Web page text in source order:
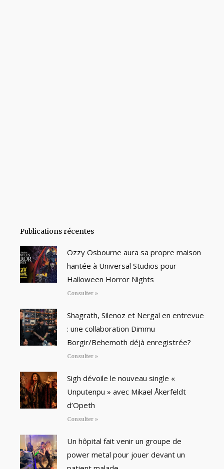
Publications récentes
Ozzy Osbourne aura sa propre maison
hantée à Universal Studios pour
Halloween Horror Nights
Consulter »
Shagrath, Silenoz et Nergal en entrevue
: une collaboration Dimmu
Borgir/Behemoth déjà enregistrée?
Consulter »
Sigh dévoile le nouveau single «
Unputenpu » avec Mikael Åkerfeldt
d’Opeth
Consulter »
Un hôpital fait venir un groupe de
power metal pour jouer devant un